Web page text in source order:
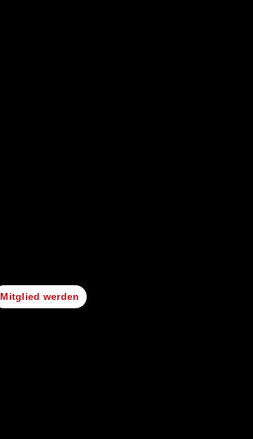
Mitglied werden